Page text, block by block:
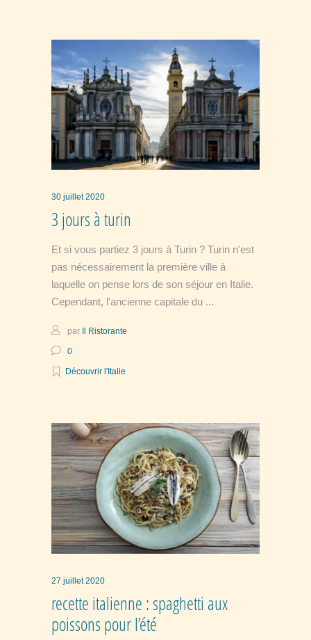
30 juillet 2020
3 jours à turin
Et si vous partiez 3 jours à Turin ? Turin n'est
pas nécessairement la première ville à
laquelle on pense lors de son séjour en Italie.
Cependant, l'ancienne capitale du
par Il Ristorante
0
Découvrir l'Italie
27 juillet 2020
recette italienne : spaghetti aux
poissons pour l’été